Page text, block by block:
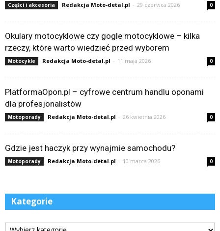
Części i akcesoria Redakcja Moto-detal.pl - 29 czerwca 2026 0
Okulary motocyklowe czy gogle motocyklowe – kilka
rzeczy, które warto wiedzieć przed wyborem
Motocykle Redakcja Moto-detal.pl - 11 maja 2026 0
PlatformaOpon.pl – cyfrowe centrum handlu oponami
dla profesjonalistów
Motoporady Redakcja Moto-detal.pl - 26 kwietnia 2026 0
Gdzie jest haczyk przy wynajmie samochodu?
Motoporady Redakcja Moto-detal.pl - 10 marca 2026 0
Kategorie
Kategorie